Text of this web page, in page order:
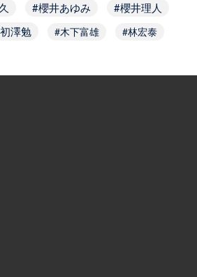
櫻井あゆみ
櫻井理人
初澤勉 木下富雄 林宏泰